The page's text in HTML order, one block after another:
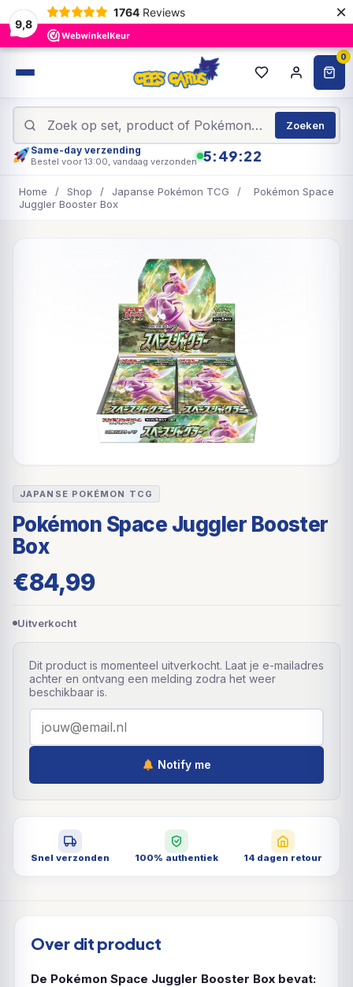
9,8
1764 Reviews ×
0
Zoeken
Same-day verzending
Bestel voor 13:00, vandaag verzonden 5:49:22
Home / Shop / Japanse Pokémon TCG /
Pokémon Space
Juggler Booster Box
JAPANSE POKÉMON TCG
Pokémon Space Juggler Booster
Box
€84,99
Uitverkocht
Dit product is momenteel uitverkocht. Laat je e-mailadres
achter en ontvang een melding zodra het weer
beschikbaar is.
Notify me
Snel verzonden 100% authentiek 14 dagen retour
Over dit product
De Pokémon Space Juggler Booster Box bevat: